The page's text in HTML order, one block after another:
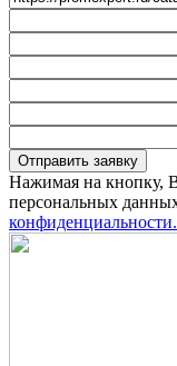
Отправить заявку
Нажимая на кнопку,
персональных
конфиденциальности.